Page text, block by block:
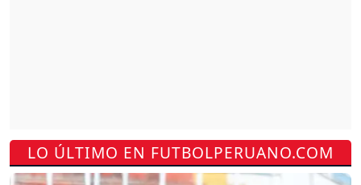
LO ÚLTIMO EN FUTBOLPERUANO.COM